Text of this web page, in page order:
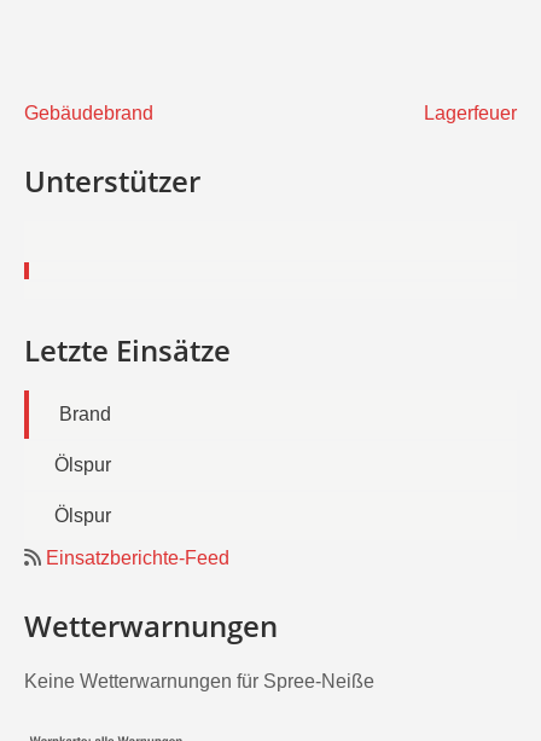
Beitragsnavigation
Gebäudebrand Lagerfeuer
Unterstützer
Letzte Einsätze
Brand
Ölspur
Ölspur
Einsatzberichte-Feed
Wetterwarnungen
Keine Wetterwarnungen für Spree-Neiße